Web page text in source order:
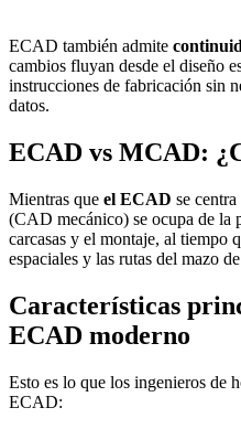
ECAD también admite
cambios fluyan desde el diseño
instrucciones de fabricación sin
datos.
ECAD vs MCAD:
Mientras que el ECAD se
(CAD mecánico) se ocupa de la
carcasas y el montaje, al tiempo
espaciales y las rutas del mazo
Características
ECAD moderno
Esto es lo que los ingenieros de
ECAD: